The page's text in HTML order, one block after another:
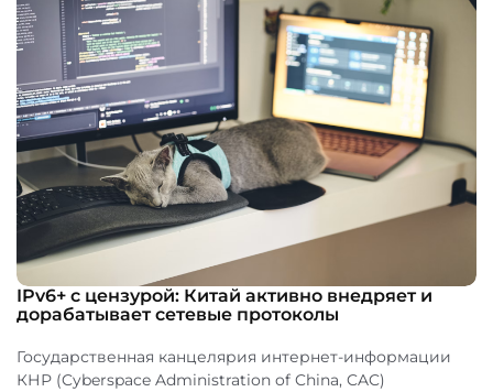
IPv6+ с цензурой: Китай активно внедряет и
дорабатывает сетевые протоколы
Государственная канцелярия интернет-информации
КНР (Cyberspace Administration of China, CAC)